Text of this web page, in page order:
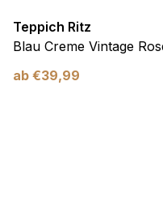
Teppich Ritz
Blau Creme Vintage
ab €39,99